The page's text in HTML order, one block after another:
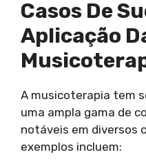
Casos De
Aplicação
A musicoterapia tem
uma ampla gama de
notáveis em diversos
exemplos incluem: